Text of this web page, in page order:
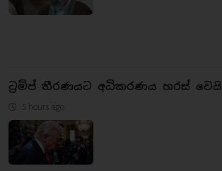
ට්‍රම්ප් තීරණයට අධිකරණය හරස් වෙයි
5 hours ago